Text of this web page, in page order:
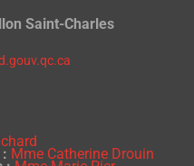
Saint-Charles
Mme Catherine Drouin